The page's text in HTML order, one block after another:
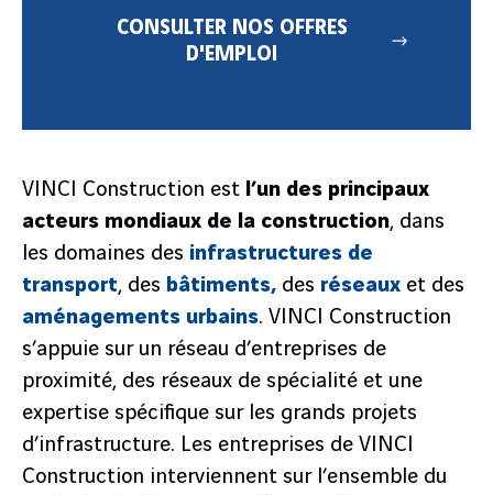
CONSULTER NOS OFFRES
D'EMPLOI
VINCI Construction est l’un des principaux
acteurs mondiaux de la construction, dans
les domaines des infrastructures de
transport, des bâtiments, des réseaux et des
aménagements urbains. VINCI Construction
s’appuie sur un réseau d’entreprises de
proximité, des réseaux de spécialité et une
expertise spécifique sur les grands projets
d’infrastructure. Les entreprises de VINCI
Construction interviennent sur l’ensemble du